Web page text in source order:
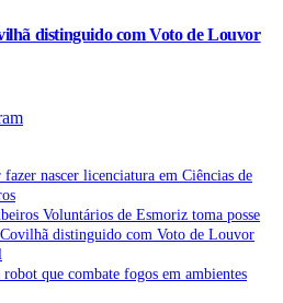
distinguido com Voto de Louvor
nascer licenciatura em Ciências de
Voluntários de Esmoriz toma posse
distinguido com Voto de Louvor
robot que combate fogos em ambientes